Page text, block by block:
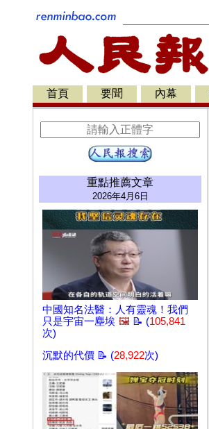
首頁 要聞 內幕
重點推薦文章
2026年4月6日
中國知名法醫：人有靈魂！我們
只是宇宙一塵埃 🖼️ 📝 (105,841
次)
沉默的代價 📝 (28,922次)